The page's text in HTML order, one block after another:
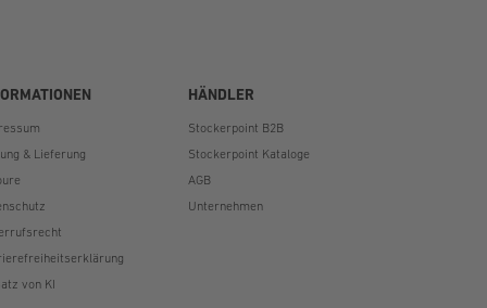
& Lieferung
von KI
HÄNDLER
Stockerpoint B2B
Stockerpoint Kataloge
AGB
Unternehmen